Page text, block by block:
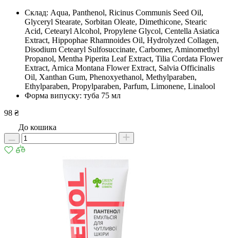
Склад: Aqua, Panthenol, Ricinus Communis Seed Oil,
Glyceryl Stearate, Sorbitan Oleate, Dimethicone, Stearic
Acid, Cetearyl Alcohol, Propylene Glycol, Centella Asiatica
Extract, Hippophae Rhamnoides Oil, Hydrolyzed Collagen,
Disodium Cetearyl Sulfosuccinate, Carbomer, Aminomethyl
Propanol, Mentha Piperita Leaf Extract, Tilia Cordata Flower
Extract, Arnica Montana Flower Extract, Salvia Officinalis
Oil, Xanthan Gum, Phenoxyethanol, Methylparaben,
Ethylparaben, Propylparaben, Parfum, Limonene, Linalool
Форма випуску: туба 75 мл
98 ₴
До кошика